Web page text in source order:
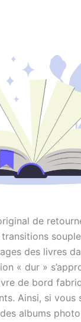
de
des livres
« dur »
de bord
Ainsi, si vous
albums